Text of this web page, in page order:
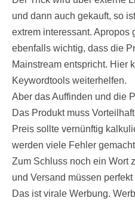
und dann auch gekauft, so
extrem interessant. Apropos
ebenfalls wichtig, dass die
Mainstream entspricht. Hier
Keywordtools weiterhelfen.
Aber das Auffinden und die
Das Produkt muss
Preis sollte vernünftig
werden viele Fehler
Zum Schluss noch ein Wort
und Versand müssen
Das ist virale Werbung.